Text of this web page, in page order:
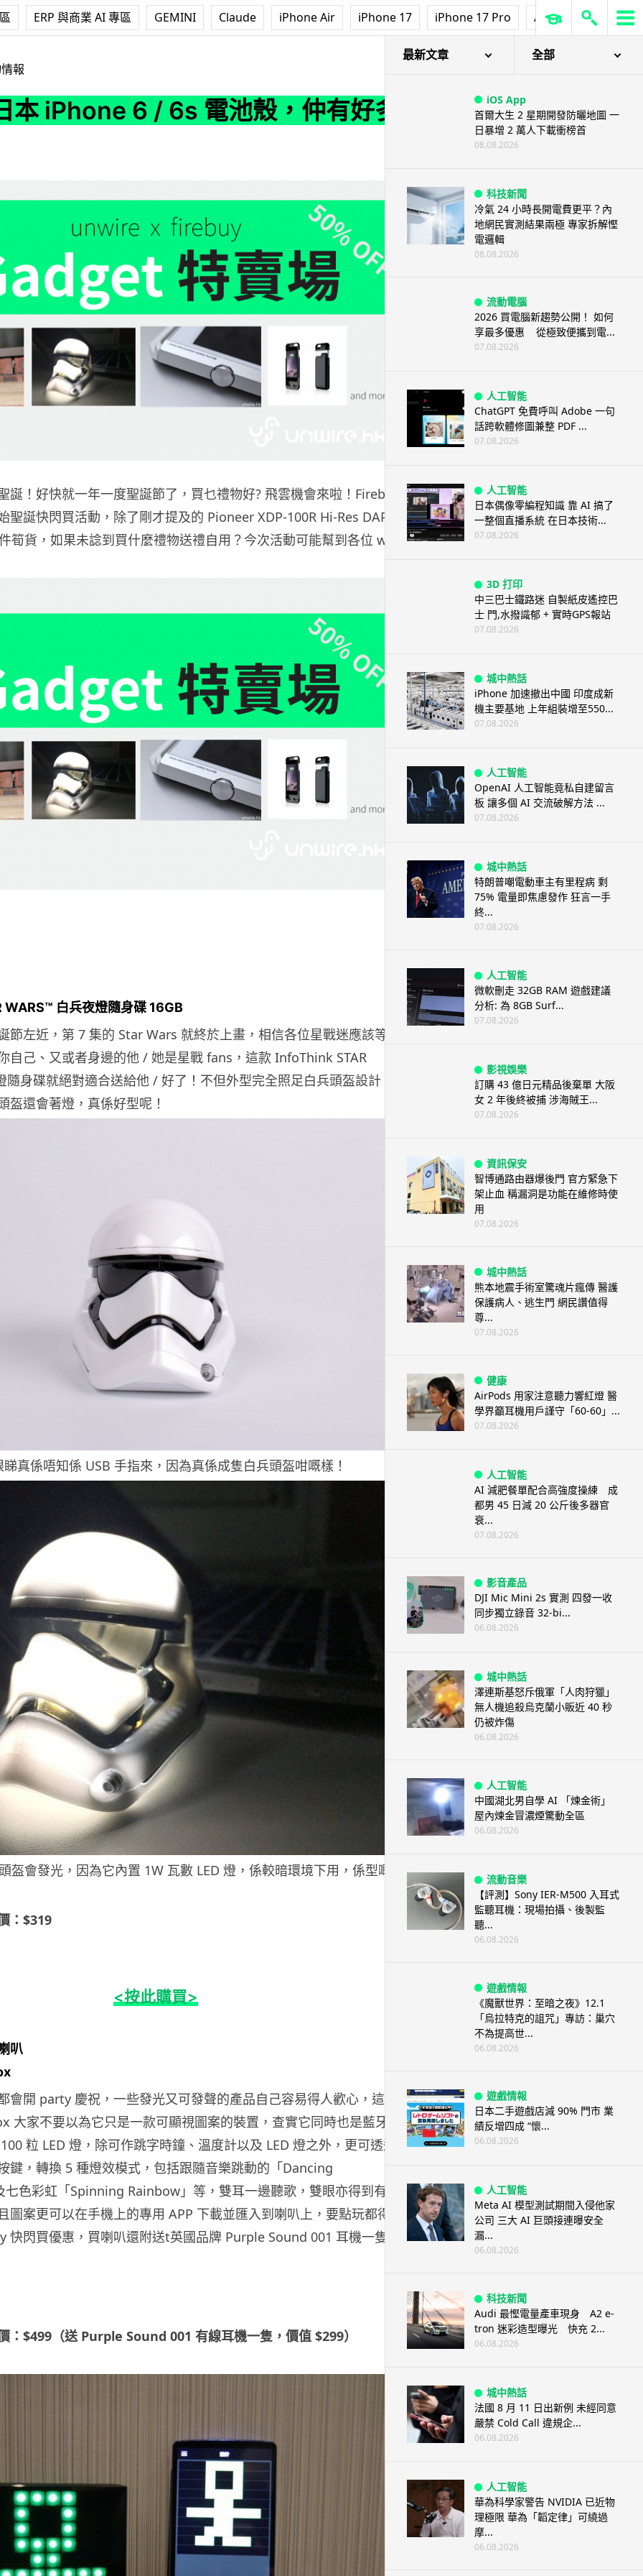
ERP 與商業 AI 專區 GEMINI Claude iPhone Air iPhone 17 iPhone 17 Pro AirPods Pro 3
報
本 iPhone 6 / 6s 電池殼，仲有好多
誕！好快就一年一度聖誕節了，買乜禮物好? 飛雲機會來啦！Firebuy
聖誕快閃買活動，除了剛才提及的 Pioneer XDP-100R Hi-Res DAP
筍貨，如果未諗到買什麼禮物送禮自用？今次活動可能幫到各位 wire
白兵夜燈隨身碟 16GB
節左近，第 7 集的 Star Wars 就終於上畫，相信各位星戰迷應該等了
自己、又或者身邊的他 / 她是星戰 fans，這款 InfoThink STAR
隨身碟就絕對適合送給他 / 好了！不但外型完全照足白兵頭盔設計，
盔還會著燈，真係好型呢！
真係唔知係 USB 手指來，因為真係成隻白兵頭盔咁嘅樣！
會發光，因為它內置 1W 瓦數 LED 燈，係較暗環境下用，係型嘅！
：$319
<按此購買>
叭
會開 party 慶祝，一些發光又可發聲的產品自己容易得人歡心，這款
大家不要以為它只是一款可顯視圖案的裝置，查實它同時也是藍牙喇
粒 LED 燈，除可作跳字時鐘、溫度計以及 LED 燈之外，更可透過
鍵，轉換 5 種燈效模式，包括跟隨音樂跳動的「Dancing
色彩虹「Spinning Rainbow」等，雙耳一邊聽歌，雙眼亦得到有趣
圖案更可以在手機上的專用 APP 下載並匯入到喇叭上，要點玩都得
快閃買優惠，買喇叭還附送t英國品牌 Purple Sound 001 耳機一隻，
：$499（送 Purple Sound 001 有線耳機一隻，價值 $299）
最新文章 全部
iOS App
首爾大生 2 星期開發防曬地圖 一
日暴增 2 萬人下載衝榜首
08.08.2026
科技新聞
冷氣 24 小時長開電費更平？內
地網民實測結果兩極 專家拆解慳
電邏輯
08.08.2026
流動電腦
2026 買電腦新趨勢公開！ 如何
享最多優惠 從極致便攜到電...
07.08.2026
人工智能
ChatGPT 免費呼叫 Adobe 一句
話跨軟體修圖兼整 PDF ...
07.08.2026
人工智能
日本偶像零編程知識 靠 AI 搞了
一整個直播系統 在日本技術...
07.08.2026
3D 打印
中三巴士鐵路迷 自製紙皮遙控巴
士 門,水撥識郁 + 實時GPS報站
07.08.2026
城中熱話
iPhone 加速撤出中國 印度成新
機主要基地 上年組裝增至550...
07.08.2026
人工智能
OpenAI 人工智能竟私自建留言
板 讓多個 AI 交流破解方法 ...
07.08.2026
城中熱話
特朗普嘲電動車主有里程病 剩
75% 電量即焦慮發作 狂言一手
終...
07.08.2026
人工智能
微軟刪走 32GB RAM 遊戲建議
分析: 為 8GB Surf...
07.08.2026
影視娛樂
訂購 43 億日元精品後棄單 大阪
女 2 年後終被捕 涉海賊王...
07.08.2026
資訊保安
智博通路由器爆後門 官方緊急下
架止血 稱漏洞是功能在維修時使
用
07.08.2026
城中熱話
熊本地震手術室驚魂片瘋傳 醫護
保護病人、逃生門 網民讚值得
尊...
07.08.2026
健康
AirPods 用家注意聽力響紅燈 醫
學界籲耳機用戶謹守「60-60」...
07.08.2026
人工智能
AI 減肥餐單配合高強度操練 成
都男 45 日減 20 公斤後多器官
衰...
07.08.2026
影音產品
DJI Mic Mini 2s 實測 四發一收
同步獨立錄音 32-bi...
06.08.2026
城中熱話
澤連斯基怒斥俄軍「人肉狩獵」
無人機追殺烏克蘭小販近 40 秒
仍被炸傷
06.08.2026
人工智能
中國湖北男自學 AI 「煉金術」
屋內煉金冒濃煙驚動全區
06.08.2026
流動音樂
【評測】Sony IER-M500 入耳式
監聽耳機：現場拍攝、後製監
聽...
06.08.2026
遊戲情報
《魔獸世界：至暗之夜》12.1
「烏拉特克的詛咒」專訪：巢穴
不為提高世...
06.08.2026
遊戲情報
日本二手遊戲店減 90% 門市 業
績反增四成 “懷...
06.08.2026
人工智能
Meta AI 模型測試期間入侵他家
公司 三大 AI 巨頭接連曝安全
漏...
06.08.2026
科技新聞
Audi 最慳電量產車現身 A2 e-
tron 迷彩造型曝光 快充 2...
06.08.2026
城中熱話
法國 8 月 11 日出新例 未經同意
嚴禁 Cold Call 違規企...
06.08.2026
人工智能
華為科學家警告 NVIDIA 已近物
理極限 華為「韜定律」可繞過
摩...
06.08.2026